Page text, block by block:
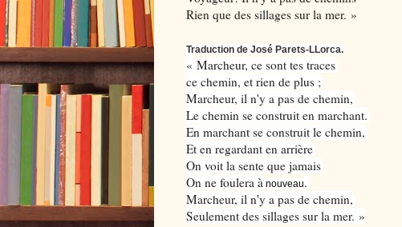
Rien que des sillages sur la mer. »
Traduction de José Parets-LLorca.
« Marcheur, ce sont tes traces
ce chemin, et rien de plus ;
Marcheur, il n'y a pas de chemin,
Le chemin se construit en marchant.
En marchant se construit le chemin,
Et en regardant en arrière
On voit la sente que jamais
On ne foulera à nouveau.
Marcheur, il n'y a pas de chemin,
Seulement des sillages sur la mer. »